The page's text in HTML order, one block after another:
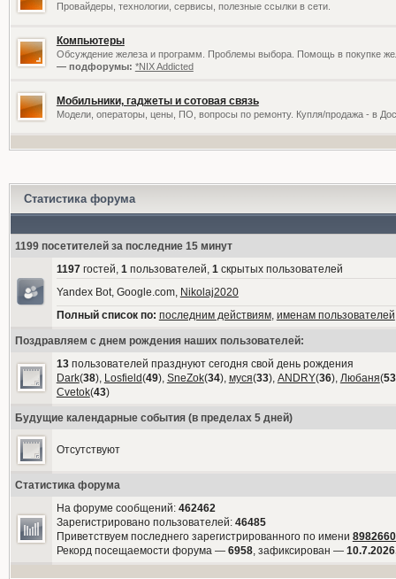
Провайдеры, технологии, сервисы, полезные ссылки в сети.
Компьютеры
Обсуждение железа и программ. Проблемы выбора. Помощь в покупке
— подфорумы: *NIX Addicted
Мобильники, гаджеты и сотовая связь
Модели, операторы, цены, ПО, вопросы по ремонту. Купля/продажа - в
Статистика форума
1199 посетителей за последние 15 минут
1197гостей, 1пользователей, 1скрытых пользователей
Yandex Bot, Google.com, Nikolaj2020
Полный список по: последним действиям, именам пользователей
Поздравляем с днем рождения наших пользователей:
13пользователей празднуют сегодня свой день рождения
Dark(38), Losfield(49), SneZok(34), муся(33), ANDRY(36), Любаня(53
Cvetok(43)
Будущие календарные события (в пределах 5 дней)
Отсутствуют
Статистика форума
На форуме сообщений: 462462
Зарегистрировано пользователей: 46485
Приветствуем последнего зарегистрированного по имени
Рекорд посещаемости форума — 6958, зафиксирован —